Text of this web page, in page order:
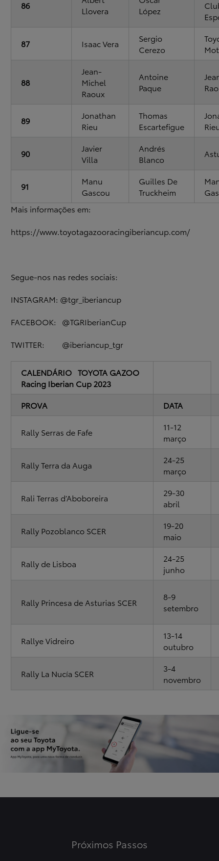
86
Llovera
López
87 Isaac Vera
Sergio
Cerezo
88
Jean-
Michel
Raoux
Antoine
Paque
89
Jonathan
Rieu
Thomas
Escartefigue
90
Javier
Villa
Andrés
Blanco
91
Manu
Gascou
Guilles De
Truckheim
Mais informações em:
https://www.toyotagazooracingiberiancup.com/
Segue-nos nas redes sociais:
INSTAGRAM: @tgr_iberiancup
FACEBOOK: @TGRIberianCup
TWITTER: @iberiancup_tgr
CALENDÁRIO TOYOTA GAZOO
Racing Iberian Cup 2023
PROVA
DATA
Rally Serras de Fafe
11-12
março
Rally Terra da Auga
24-25
março
Rali Terras d’Aboboreira
29-30
abril
Rally Pozoblanco SCER
19-20
maio
Rally de Lisboa
24-25
junho
Rally Princesa de Asturias SCER
8-9
setembro
Rallye Vidreiro
13-14
outubro
Rally La Nucía SCER
3-4
novembro
Próximos Passos